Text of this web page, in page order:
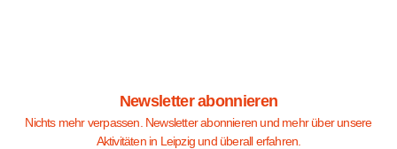
Newsletter abonnieren
Nichts mehr verpassen. Newsletter abonnieren und mehr über unsere
Aktivitäten in Leipzig und überall erfahren.